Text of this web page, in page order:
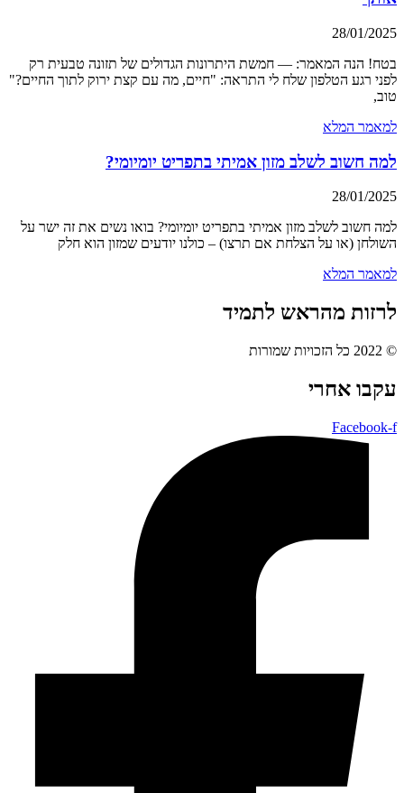
28/01/2025
בטח! הנה המאמר: — חמשת היתרונות הגדולים של תזונה טבעית רק
לפני רגע הטלפון שלח לי התראה: "חיים, מה עם קצת ירוק לתוך החיים?"
טוב,
למאמר המלא
למה חשוב לשלב מזון אמיתי בתפריט יומיומי?
28/01/2025
למה חשוב לשלב מזון אמיתי בתפריט יומיומי? בואו נשים את זה ישר על
השולחן (או על הצלחת אם תרצו) – כולנו יודעים שמזון הוא חלק
למאמר המלא
לרזות מהראש לתמיד
© 2022 כל הזכויות שמורות
עקבו אחרי
Facebook-f